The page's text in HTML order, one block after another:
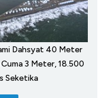
Dahsyat 40 Meter
Cuma 3 Meter, 18.500
Seketika